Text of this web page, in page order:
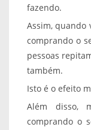
fazendo.
Assim, quando
comprando o
pessoas
também.
Isto é o efeito
Além disso,
comprando o